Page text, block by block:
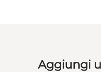
Aggiungi